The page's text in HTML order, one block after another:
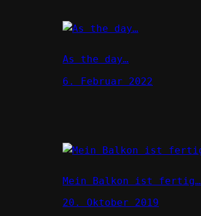
As the day…
6. Februar 2022
Mein Balkon ist fertig…
20. Oktober 2019